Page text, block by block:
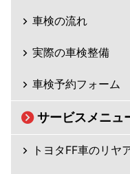
車検の流れ
実際の車検整備
車検予約フォーム
サービスメニュ
トヨタFF車のリヤ